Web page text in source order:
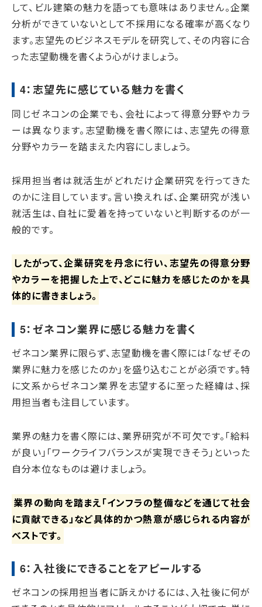
して、ビル建築の魅力を語っても意味はありません。企業
分析ができていないとして不採用になる確率が高くなり
ます。志望先のビジネスモデルを研究して、その内容に合
った志望動機を書くよう心がけましょう。
4：志望先に感じている魅力を書く
同じゼネコンの企業でも、会社によって得意分野やカラ
ーは異なります。志望動機を書く際には、志望先の得意
分野やカラーを踏まえた内容にしましょう。
採用担当者は就活生がどれだけ企業研究を行ってきた
のかに注目しています。言い換えれば、企業研究が浅い
就活生は、自社に愛着を持っていないと判断するのが一
般的です。
したがって、企業研究を丹念に行い、志望先の得意分野
やカラーを把握した上で、どこに魅力を感じたのかを具
体的に書きましょう。
5：ゼネコン業界に感じる魅力を書く
ゼネコン業界に限らず、志望動機を書く際には「なぜその
業界に魅力を感じたのか」を盛り込むことが必須です。特
に文系からゼネコン業界を志望するに至った経緯は、採
用担当者も注目しています。
業界の魅力を書く際には、業界研究が不可欠です。「給料
が良い」「ワークライフバランスが実現できそう」といった
自分本位なものは避けましょう。
業界の動向を踏まえ「インフラの整備などを通じて社会
に貢献できる」など具体的かつ熱意が感じられる内容が
ベストです。
6：入社後にできることをアピールする
ゼネコンの採用担当者に訴えかけるには、入社後に何が